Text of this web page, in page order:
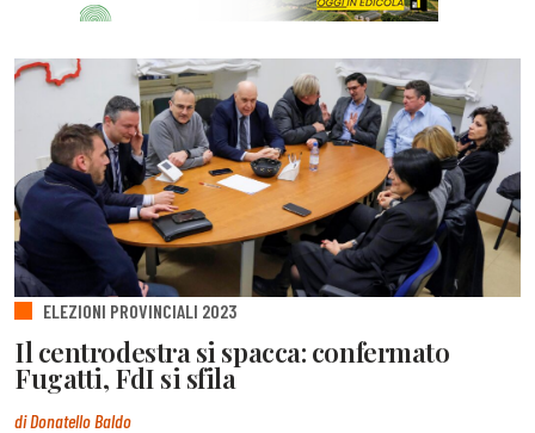
ELEZIONI PROVINCIALI 2023
Il centrodestra si spacca: confermato
Fugatti, FdI si sfila
di Donatello Baldo